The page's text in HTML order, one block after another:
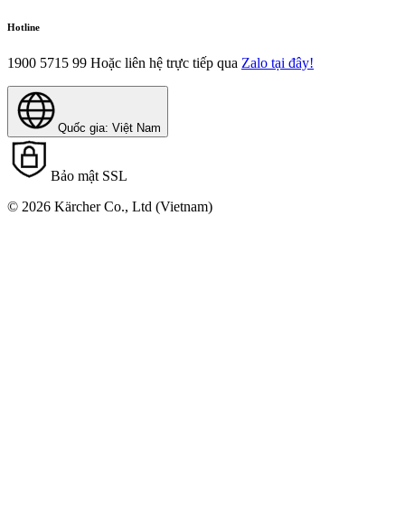
Hotline
1900 5715 99 Hoặc liên hệ trực tiếp qua Zalo tại đây!
Quốc gia: Việt Nam
Bảo mật SSL
© 2026 Kärcher Co., Ltd (Vietnam)